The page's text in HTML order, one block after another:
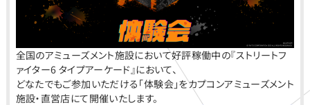
全国のアミューズメント施設において好評稼働中の『ストリートフ
ァイター6 タイプアーケード』において、
どなたでもご参加いただける「体験会」をカプコンアミューズメント
施設・直営店にて開催いたします。